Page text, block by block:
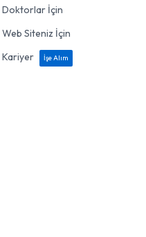
Doktorlar İçin
Web Siteniz İçin
Kariyer
İşe Alım